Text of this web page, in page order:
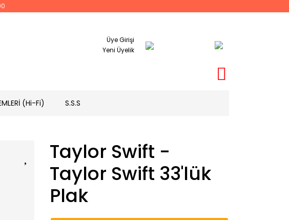
Üye Girişi
Yeni Üyelik
(Hi-Fi) S.S.S
Taylor Swift -
Taylor Swift 33'lük
Plak